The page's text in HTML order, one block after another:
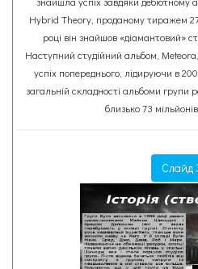
Hybrid Theory, проданому тиражем 27
році він знайшов «діамантовий»
Наступний студійний альбом,
успіх попереднього, лідируючи в
загальній складності альбоми
близько 73
Слайд